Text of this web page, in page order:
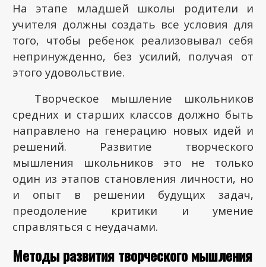
На этапе младшей школы родители и
учителя должны создать все условия для
того, чтобы ребенок реализовывал себя
непринужденно, без усилий, получая от
этого удовольствие.
Творческое мышление школьников
средних и старших классов должно быть
направлено на генерацию новых идей и
решений. Развитие творческого
мышления школьников это не только
один из этапов становления личности, но
и опыт в решении будущих задач,
преодоление критики и умение
справляться с неудачами.
Методы развития творческого мышления